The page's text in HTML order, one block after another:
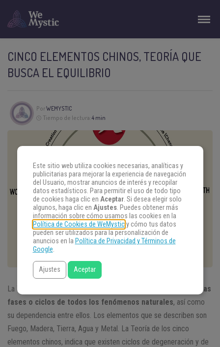
CINCO ELEMENTOS CHINOS, TEORÍA QUE
BUSCA EL EQUILIBRIO
PorWEMYSTIC
Tiempo de lectura:4 min
La Teoría de los
distintas
fases o ciclos de todos los fenómenos naturales, así como
su dependencia entre ellos. Los elementos que se describen son
Fuego, Madera, Tierra, Agua y Metal. La Teoría de los cinco
elementos chinos, indica que existen ciclos de degeneración y de
Este sitio web utiliza cookies necesarias, analíticas y
publicitarias para mejorar la experiencia de navegación
del Usuario, mostrar anuncios de interés y recopilar
datos estadísticos. Para permitir el uso de todo tipo
de cookies haga clic en Aceptar. Si desea elegir solo
algunos, haga clic en Ajustes. Puedes obtener más
información sobre cómo usamos las cookies en la
Política de Cookies de WeMysticy cómo tus datos
pueden ser utilizados para la personalización de
anuncios en la Política de Privacidad y Términos de
Google.
Ajustes Aceptar